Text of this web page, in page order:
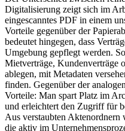
Digitalisierung zeigt sich im
eingescanntes PDF in einem
Vorteile gegenüber der
bedeutet hingegen, dass
Umgebung gepflegt werden.
Mietverträge, Kundenverträge
ablegen, mit Metadaten
finden. Gegenüber der
Vorteile: Man spart Platz im
und erleichtert den Zugriff für
Aus verstaubten
die aktiv im